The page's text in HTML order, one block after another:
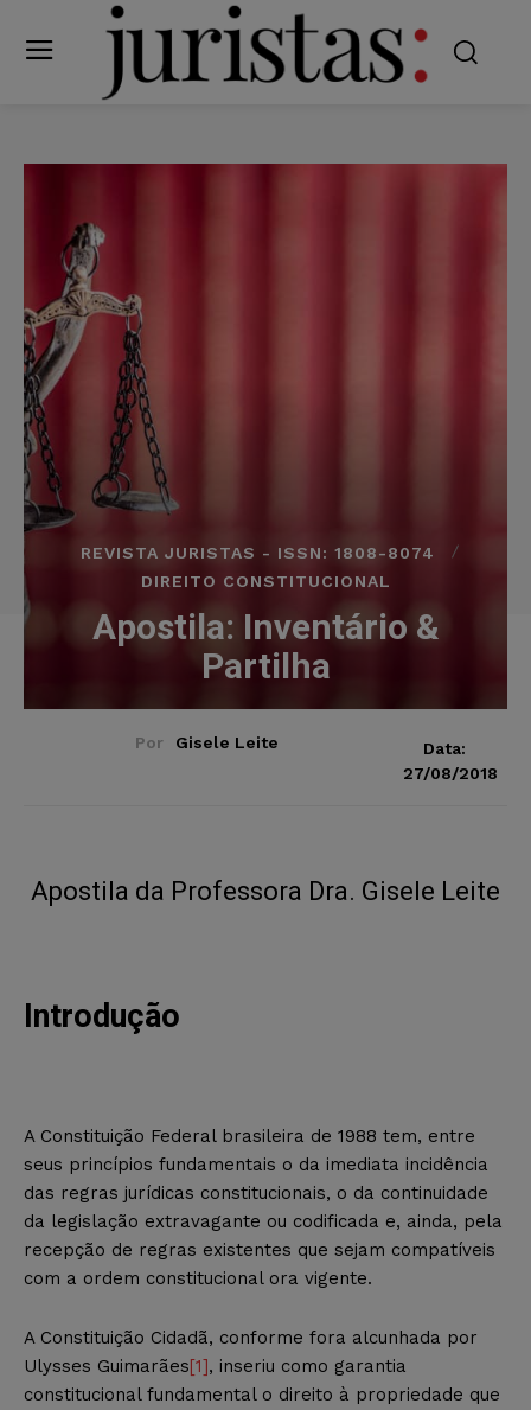
REVISTA JURISTAS - ISSN: 1808-8074
DIREITO CONSTITUCIONAL
Apostila: Inventário &
Partilha
Por Gisele Leite
Data:
27/08/2018
Apostila da Professora Dra. Gisele Leite
Introdução
A Constituição Federal brasileira de 1988 tem, entre
seus princípios fundamentais o da imediata incidência
das regras jurídicas constitucionais, o da continuidade
da legislação extravagante ou codificada e, ainda, pela
recepção de regras existentes que sejam compatíveis
com a ordem constitucional ora vigente.
A Constituição Cidadã, conforme fora alcunhada por
Ulysses Guimarães[1], inseriu como garantia
constitucional fundamental o direito à propriedade que